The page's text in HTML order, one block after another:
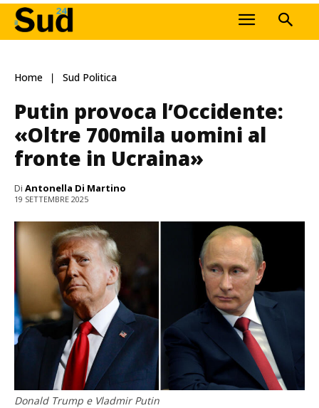
Home Sud Politica
Putin provoca l’Occidente:
«Oltre 700mila uomini al
fronte in Ucraina»
Di Antonella Di Martino
19 SETTEMBRE 2025
Donald Trump e Vladmir Putin